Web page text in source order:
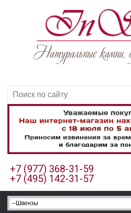
+7 (977) 368-31-59
+7 (495) 142-31-57